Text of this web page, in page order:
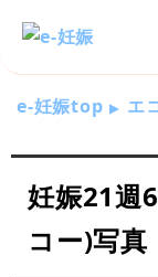
e-妊娠top エ
妊娠21週
コー)写真